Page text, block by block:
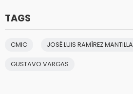
TAGS
CMIC JOSÉ LUIS RAMÍREZ MANTILLA
GUSTAVO VARGAS